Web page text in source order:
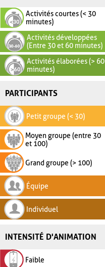
Activités courtes (< 30
minutes)
Activités développées
(Entre 30 et 60 minutes)
Activités élaborées (> 60
minutes)
PARTICIPANTS
Petit groupe (< 30)
Moyen groupe (entre 30
et 100)
Grand groupe (> 100)
Équipe
Individuel
INTENSITÉ D'ANIMATION
Faible